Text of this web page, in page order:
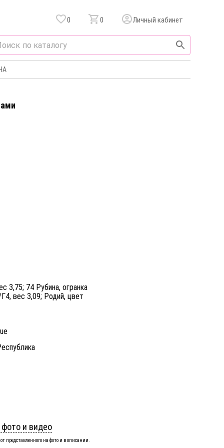
0 0 Личный кабинет
3,75; 74 Рубина, огранка
Г4, вес 3,09; Родий, цвет
и видео
представленного на фото и в описании.